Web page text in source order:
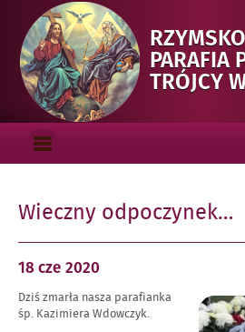
PARAFIA
TRÓJCY
Menu_gorne
OTWÓRZ
MENU
Wieczny odpoczynek…
Opublikowano
dniu
18 cze 2020
Powiększ
obraz
Dziś zmarła nasza parafianka
śp. Kazimiera Wdowczyk.